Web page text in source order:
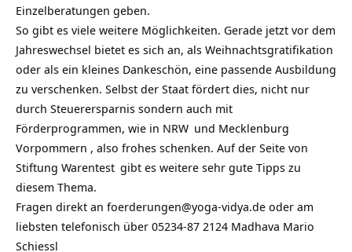
Einzelberatungen geben.
So gibt es viele weitere Möglichkeiten. Gerade jetzt vor dem
Jahreswechsel bietet es sich an, als Weihnachtsgratifikation
oder als ein kleines Dankeschön, eine passende Ausbildung
zu verschenken. Selbst der Staat fördert dies, nicht nur
durch Steuerersparnis sondern auch mit
Förderprogrammen, wie in NRW und Mecklenburg
Vorpommern , also frohes schenken. Auf der Seite von
Stiftung Warentest gibt es weitere sehr gute Tipps zu
diesem Thema.
Fragen direkt an foerderungen@yoga-vidya.de oder am
liebsten telefonisch über 05234-87 2124 Madhava Mario
Schiessl